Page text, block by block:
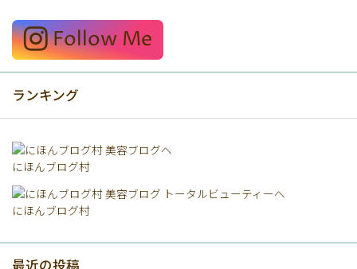
Follow Me
ランキング
にほんブログ村
にほんブログ村